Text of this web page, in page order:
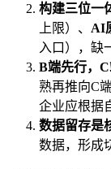
构建三位一
上限）、 AI
入口），缺
B端先行，
熟再推向C
企业应根据
数据留存是
数据，形成